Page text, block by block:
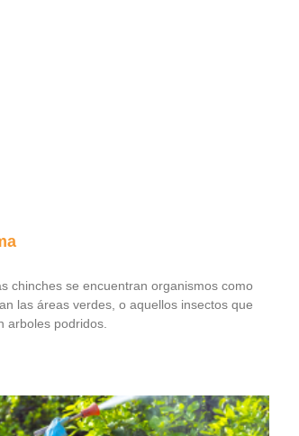
chinches se encuentran organismos como
las áreas verdes, o aquellos insectos que
arboles podridos.